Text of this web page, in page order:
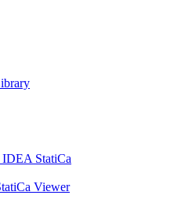
IDEA StatiCa
Viewer